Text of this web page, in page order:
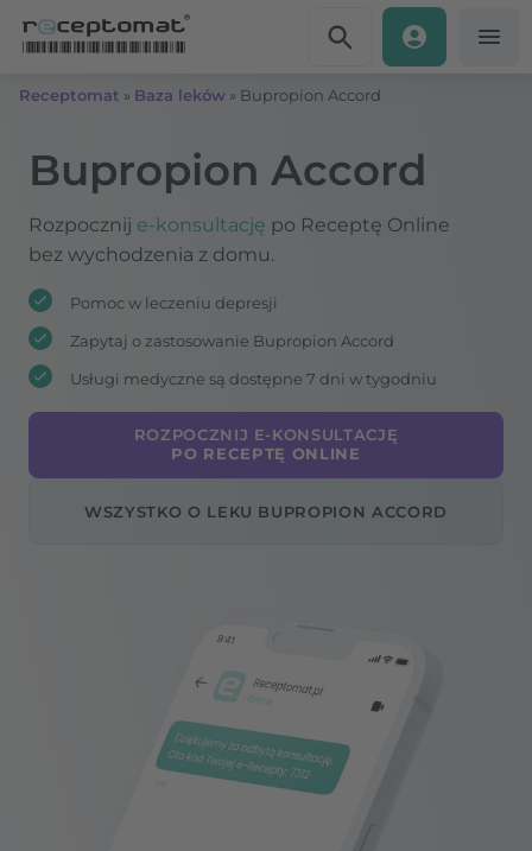
Receptomat » Baza leków » Bupropion Accord
Bupropion Accord
Rozpocznij e-konsultację po Receptę Online
bez wychodzenia z domu.
Pomoc w leczeniu depresji
Zapytaj o zastosowanie Bupropion Accord
Usługi medyczne są dostępne 7 dni w tygodniu
ROZPOCZNIJ E-KONSULTACJĘ
PO RECEPTĘ ONLINE
WSZYSTKO O LEKU BUPROPION ACCORD